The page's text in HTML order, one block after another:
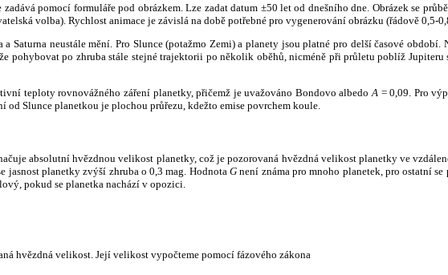
pomocí formuláře pod obrázkem. Lze zadat datum ±50 let od dnešního dne. Obrázek se
volba). Rychlost animace je závislá na době potřebné pro vygenerování obrázku (řádově 0,5-
Saturna neustále mění. Pro Slunce (potažmo Zemi) a planety jsou platné pro delší časové
pohybovat po zhruba stále stejné trajektorii po několik oběhů, nicméně při průletu poblíž
teploty rovnovážného záření planetky, přičemž je uvažováno Bondovo albedo A = 0,09. Pro
Slunce planetkou je plochou průřezu, kdežto emise povrchem koule.
absolutní hvězdnou velikost planetky, což je pozorovaná hvězdná velikost planetky ve
jasnost planetky zvýší zhruba o 0,3 mag. HodnotaG není známa pro mnoho planetek, pro ostatní
pokud se planetka nachází v opozici.
hvězdná velikost. Její velikost vypočteme pomocí fázového zákona